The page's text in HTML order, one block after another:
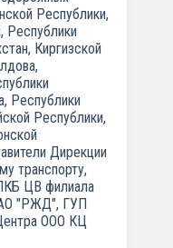
Республики,
Республики
Киргизской
Республики
Республики,
Дирекции
транспорту,
ЦВ филиала
"РЖД", ГУП
ООО КЦ